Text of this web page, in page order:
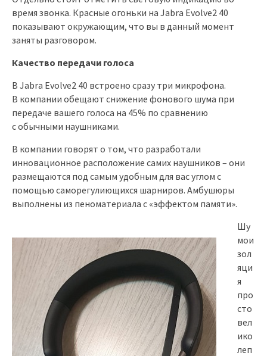
время звонка. Красные огоньки на Jabra Evolve2 40
показывают окружающим, что вы в данный момент
заняты разговором.
Качество передачи голоса
В Jabra Evolve2 40 встроено сразу три микрофона.
В компании обещают снижение фонового шума при
передаче вашего голоса на 45% по сравнению
с обычными наушниками.
В компании говорят о том, что разработали
инновационное расположение самих наушников – они
размещаются под самым удобным для вас углом с
помощью саморегулиющихся шарниров. Амбушюры
выполнены из пеноматериала с «эффектом памяти».
Шу
мои
зол
яци
я
про
сто
вел
ико
леп